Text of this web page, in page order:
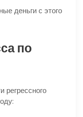
деньги с этого
по
регрессного